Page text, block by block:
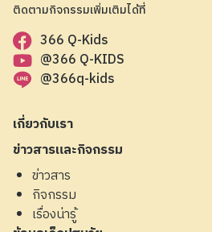
เกี่ยวกับเรา
ข่าวสารและกิจกรรม
ข่าวสาร
กิจกรรม
เรื่องน่ารู้
ติดตามกิจกรรมเพิ่มเติมได้ที่
366 Q-Kids
@366 Q-KIDS
@366q-kids